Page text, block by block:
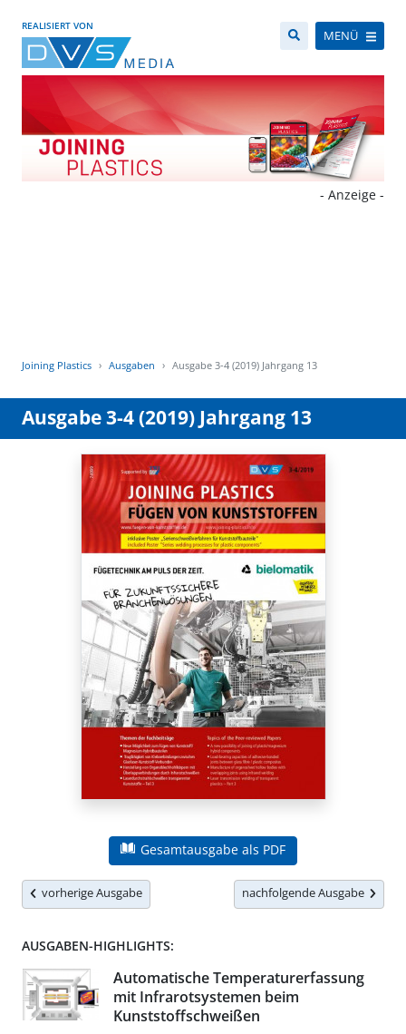
REALISIERT VON
MENÜ
- Anzeige -
Joining Plastics Ausgaben Ausgabe 3-4 (2019) Jahrgang 13
Ausgabe 3-4 (2019) Jahrgang 13
Gesamtausgabe als PDF
vorherige Ausgabe nachfolgende Ausgabe
AUSGABEN-HIGHLIGHTS:
Automatische Temperaturerfassung
mit Infrarotsystemen beim
Kunststoffschweißen